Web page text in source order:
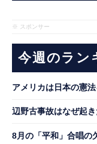
※ スポンサー
今週のラン
アメリカは日本の憲
辺野古事故はなぜ起き
8月の「平和」合唱の